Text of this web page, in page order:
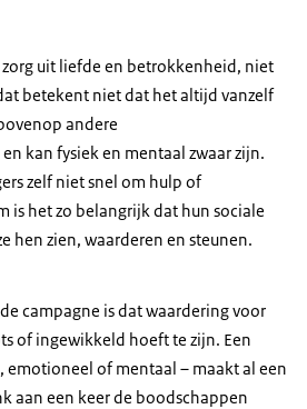
uit liefde en betrokkenheid, niet
betekent niet dat het altijd vanzelf
andere
kan fysiek en mentaal zwaar zijn.
zelf niet snel om hulp of
is het zo belangrijk dat hun sociale
hen zien, waarderen en steunen.
campagne is dat waardering voor
of ingewikkeld hoeft te zijn. Een
emotioneel of mentaal – maakt al een
aan een keer de boodschappen